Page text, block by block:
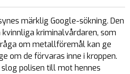
märklig Google-sökning. Den
kriminalvårdaren, som
om metallföremål kan ge
om de förvaras inne i kroppen.
polisen till mot hennes